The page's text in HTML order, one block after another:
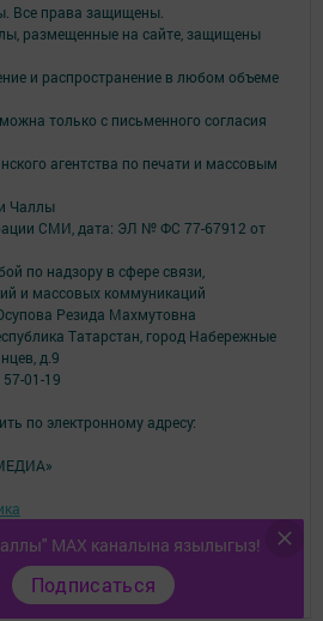
MAX каналына язылыгыз!
Подписаться
Все права защищены.
размещенные на сайте, защищены
и распространение в любом объеме
только с письменного согласия
агентства по печати и массовым
Чаллы
СМИ, дата: ЭЛ № ФС 77-67912 от
по надзору в сфере связи,
и массовых коммуникаций
Резида Махмутовна
Татарстан, город Набережные
д.9
01-19
по электронному адресу:
для персонализации сервисов и
отменить в настройках браузера.